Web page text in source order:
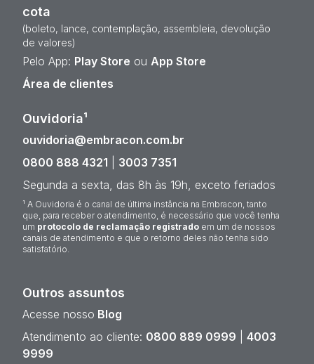
cota
(boleto, lance, contemplação, assembleia, devolução
de valores)
Pelo App: Play Store ou App Store
Área de clientes
Ouvidoria¹
ouvidoria@embracon.com.br
0800 888 4321
3003 7351
Segunda a sexta, das 8h às 19h, exceto feriados
¹ A Ouvidoria é o canal de última instância na Embracon, tanto
que, para receber o atendimento, é necessário que você tenha
um protocolo de reclamação registrado em um de nossos
canais de atendimento e que o retorno deles não tenha sido
satisfatório.
Outros assuntos
Acesse nosso Blog
Atendimento ao cliente: 0800 889 0999
4003
9999